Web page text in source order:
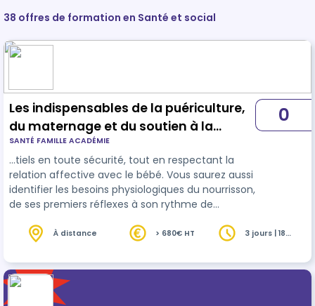
38 offres de formation en Santé et social
Les indispensables de la puériculture,
du maternage et du soutien à la
parentalité
SANTÉ FAMILLE ACADÉMIE
…tiels en toute sécurité, tout en respectant la
relation affective avec le bébé. Vous saurez aussi
identifier les besoins physiologiques du nourrisson,
de ses premiers réflexes à son rythme de
et apai santes aux parents. Une place importante
l’allaitement maternel, tout en abordant avec
respect l’alimentation artificielle. Vous
apprendrez à guider les parents dans ces choix
0
À distance > 680€ HT
3 jours | 18